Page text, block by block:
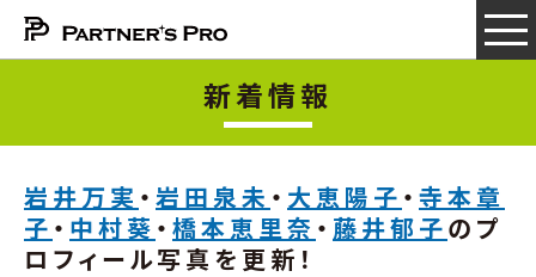
新着情報
岩井万実 ・ 岩田泉未 ・ 大恵陽子 ・ 寺本章
子 ・ 中村葵 ・ 橋本恵里奈 ・ 藤井郁子のプ
ロフィール写真を更新！